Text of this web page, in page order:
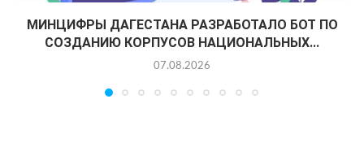
МИНЦИФРЫ ДАГЕСТАНА РАЗРАБОТАЛО БОТ ПО
СОЗДАНИЮ КОРПУСОВ НАЦИОНАЛЬНЫХ...
07.08.2026